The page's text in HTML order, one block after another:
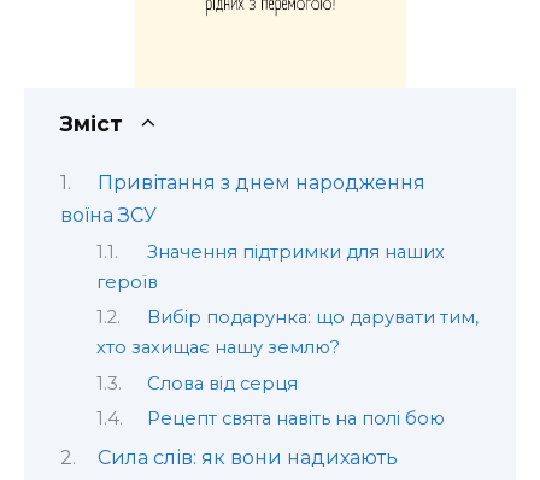
Зміст
Привітання з днем народження
воїна ЗСУ
Значення підтримки для наших
героїв
Вибір подарунка: що дарувати тим,
хто захищає нашу землю?
Слова від серця
Рецепт свята навіть на полі бою
Сила слів: як вони надихають